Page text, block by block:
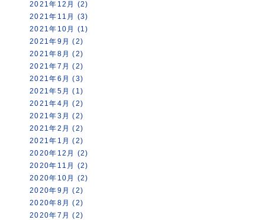
2021年12月 (2)
2021年11月 (3)
2021年10月 (1)
2021年9月 (2)
2021年8月 (2)
2021年7月 (2)
2021年6月 (3)
2021年5月 (1)
2021年4月 (2)
2021年3月 (2)
2021年2月 (2)
2021年1月 (2)
2020年12月 (2)
2020年11月 (2)
2020年10月 (2)
2020年9月 (2)
2020年8月 (2)
2020年7月 (2)